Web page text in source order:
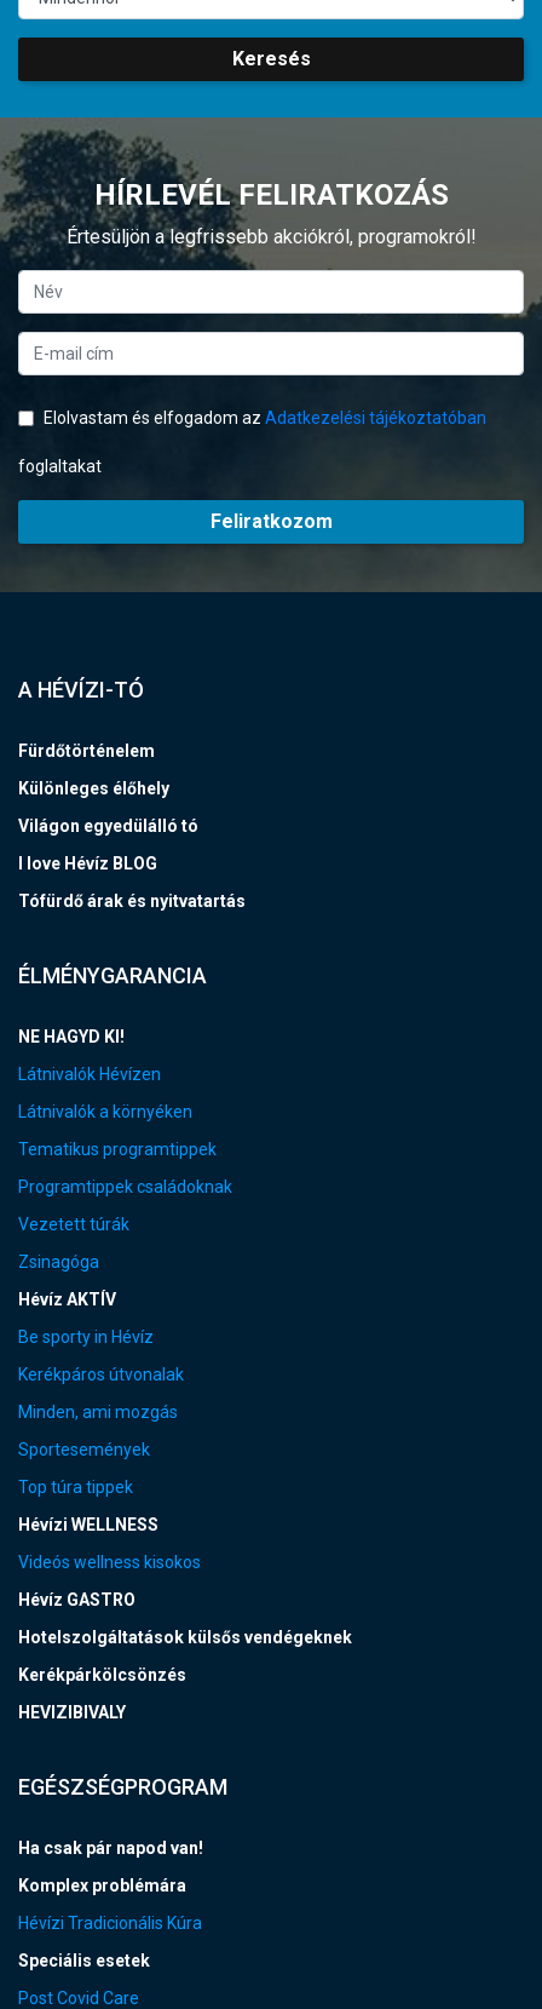
Keresés
HÍRLEVÉL FELIRATKOZÁS
Értesüljön a legfrissebb akciókról, programokról!
Elolvastam és elfogadom az Adatkezelési tájékoztatóban
foglaltakat
Feliratkozom
A HÉVÍZI-TÓ
Fürdőtörténelem
Különleges élőhely
Világon egyedülálló tó
I love Hévíz BLOG
Tófürdő árak és nyitvatartás
ÉLMÉNYGARANCIA
NE HAGYD KI!
Látnivalók Hévízen
Látnivalók a környéken
Tematikus programtippek
Programtippek családoknak
Vezetett túrák
Zsinagóga
Hévíz AKTÍV
Be sporty in Hévíz
Kerékpáros útvonalak
Minden, ami mozgás
Sportesemények
Top túra tippek
Hévízi WELLNESS
Videós wellness kisokos
Hévíz GASTRO
Hotelszolgáltatások külsős vendégeknek
Kerékpárkölcsönzés
HEVIZIBIVALY
EGÉSZSÉGPROGRAM
Ha csak pár napod van!
Komplex problémára
Hévízi Tradicionális Kúra
Speciális esetek
Post Covid Care